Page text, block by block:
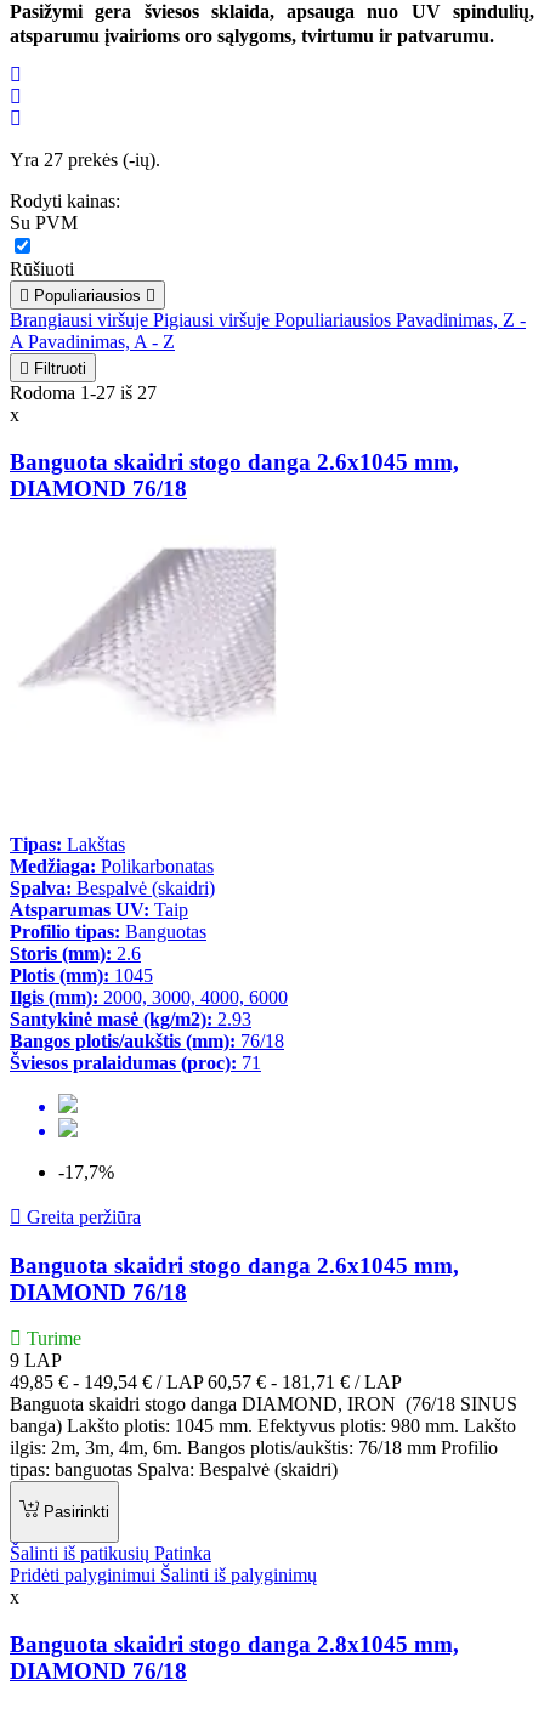
Pasižymi gera šviesos sklaida, apsauga nuo UV spindulių,
atsparumu įvairioms oro sąlygoms, tvirtumu ir patvarumu.
Yra 27 prekės (-ių).
Rodyti kainas:
Su PVM
Rūšiuoti
 Populiariausios 
Brangiausi viršuje Pigiausi viršuje Populiariausios Pavadinimas, Z -
A Pavadinimas, A - Z
 Filtruoti
Rodoma 1-27 iš 27
x
Banguota skaidri stogo danga 2.6x1045 mm,
DIAMOND 76/18
Tipas: Lakštas
Medžiaga: Polikarbonatas
Spalva: Bespalvė (skaidri)
Atsparumas UV: Taip
Profilio tipas: Banguotas
Storis (mm): 2.6
Plotis (mm): 1045
Ilgis (mm): 2000, 3000, 4000, 6000
Santykinė masė (kg/m2): 2.93
Bangos plotis/aukštis (mm): 76/18
Šviesos pralaidumas (proc): 71
-17,7%
 Greita peržiūra
Banguota skaidri stogo danga 2.6x1045 mm,
DIAMOND 76/18
Turime
9 LAP
Kaina
49,85 € - 149,54 € / LAP60,57 € - 181,71 € / LAP
Banguota skaidri stogo danga DIAMOND, IRON (76/18 SINUS
banga) Lakšto plotis: 1045 mm. Efektyvus plotis: 980 mm. Lakšto
ilgis: 2m, 3m, 4m, 6m. Bangos plotis/aukštis: 76/18 mm Profilio
tipas: banguotas Spalva: Bespalvė (skaidri)
Pasirinkti
Šalinti iš patikusių Patinka
Pridėti palyginimui Šalinti iš palyginimų
x
Banguota skaidri stogo danga 2.8x1045 mm,
DIAMOND 76/18